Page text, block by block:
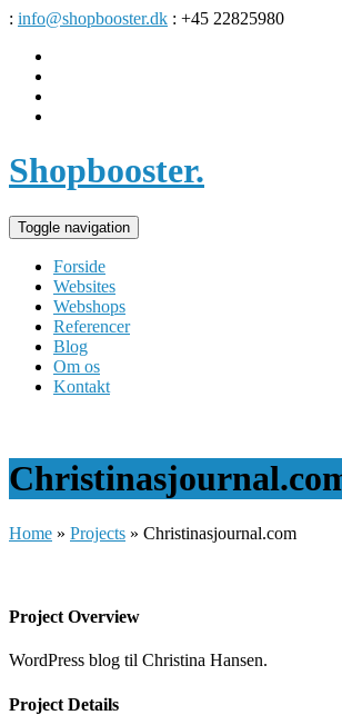
: info@shopbooster.dk : +45 22825980
Shopbooster.
Toggle navigation
Forside
Websites
Webshops
Referencer
Blog
Om os
Kontakt
Home » Projects » Christinasjournal.com
Project Overview
WordPress blog til Christina Hansen.
Project Details